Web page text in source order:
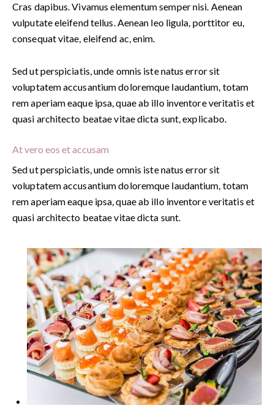
Cras dapibus. Vivamus elementum semper nisi. Aenean
vulputate eleifend tellus. Aenean leo ligula, porttitor eu,
consequat vitae, eleifend ac, enim.
Sed ut perspiciatis, unde omnis iste natus error sit
voluptatem accusantium doloremque laudantium, totam
rem aperiam eaque ipsa, quae ab illo inventore veritatis et
quasi architecto beatae vitae dicta sunt, explicabo.
At vero eos et accusam
Sed ut perspiciatis, unde omnis iste natus error sit
voluptatem accusantium doloremque laudantium, totam
rem aperiam eaque ipsa, quae ab illo inventore veritatis et
quasi architecto beatae vitae dicta sunt.